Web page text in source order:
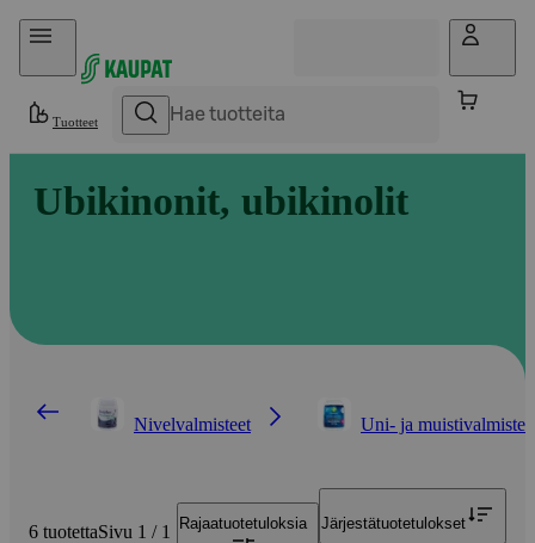
Hyppää sisältöön
Tuotteet
Ubikinonit, ubikinolit
Nivelvalmisteet Uni- ja
6 tuotettaSivu 1 / 1 Rajaatuotetuloksia Järjestätuotetulokset